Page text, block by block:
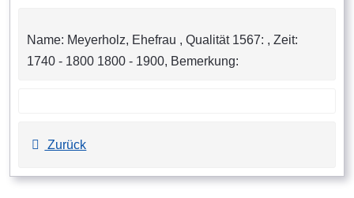
Name: Meyerholz, Ehefrau , Qualität 1567: , Zeit:
1740 - 1800 1800 - 1900, Bemerkung:
Zurück